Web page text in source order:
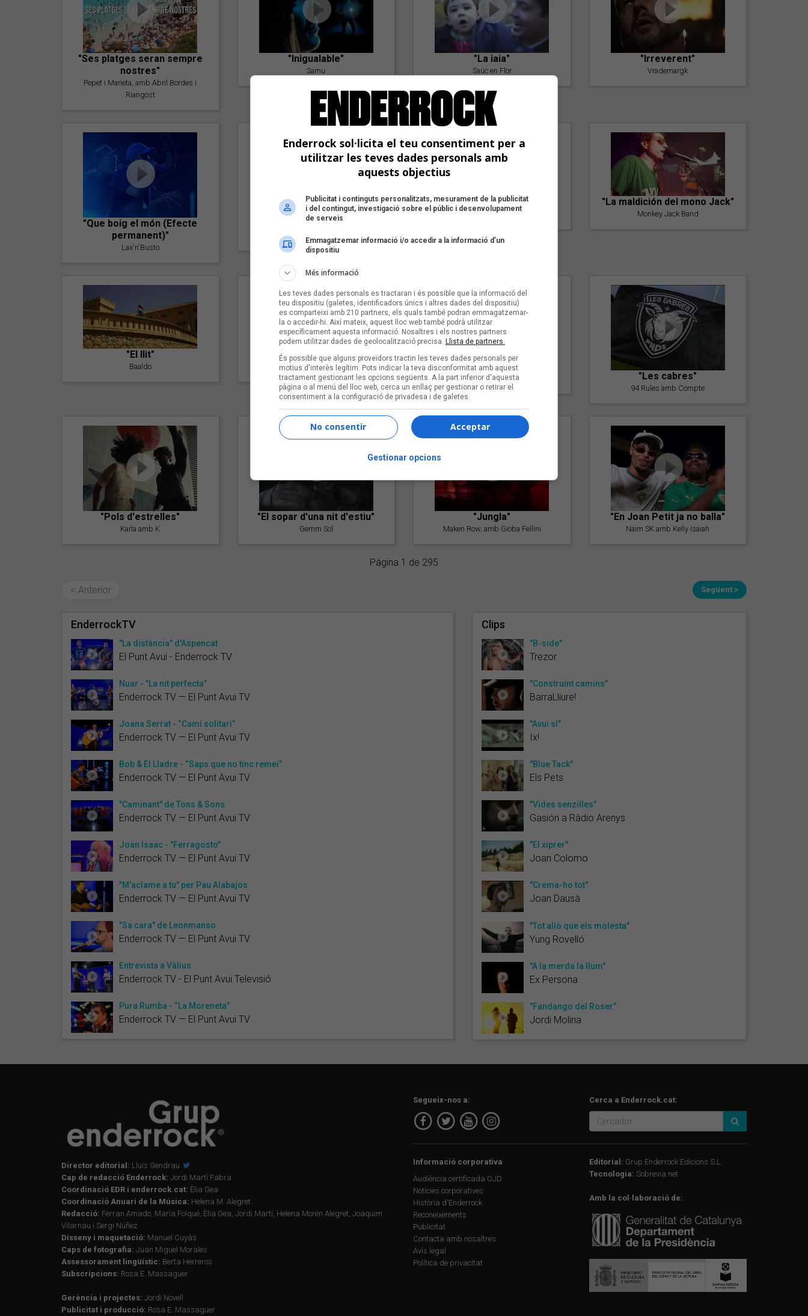
"Ses platges seran sempre
nostres"
Pepet i Marieta, amb Abril Bordes i
Riangost
"Inigualable"
Samu
"La iaia"
Saüc en Flor
"Irreverent"
Vrademargk
"Que boig el món (Efecte
permanent)"
Lax'n'Busto
"Amb tu"
"Postlude To A Kiss"
Goran Levi
"La maldición del mono Jack"
Monkey Jack Band
"El llit"
Baaldo
"Lo bueno y lo malo"
Carmen y María
"Posidònia"
Pep Álvarez amb Joan Muntaner
(Xanguito)
"Les cabres"
94 Rules amb Compte
"Pols d'estrelles"
Karla amb K
"El sopar d'una nit d'estiu"
Gemm Sol
"Jungla"
Maken Row, amb Gioba Fellini
"En Joan Petit ja no balla"
Naim SK amb Kelly Isaiah
Pàgina 1 de 295
< Anterior Següent >
EnderrockTV
"La distància" d'Aspencat
El Punt Avui - Enderrock TV
Nuar - "La nit perfecta”
Enderrock TV — El Punt Avui TV
Joana Serrat - “Camí solitari”
Enderrock TV — El Punt Avui TV
Bob & El Lladre - “Saps que no tinc remei”
Enderrock TV — El Punt Avui TV
"Caminant" de Tons & Sons
Enderrock TV — El Punt Avui TV
Joan Isaac - "Ferragosto"
Enderrock TV — El Punt Avui TV
"M'aclame a tu" per Pau Alabajos
Enderrock TV — El Punt Avui TV
"Sa cara" de Leonmanso
Enderrock TV — El Punt Avui TV
Entrevista a Vàlius
Enderrock TV - El Punt Avui Televisió
Pura Rumba - “La Moreneta”
Enderrock TV — El Punt Avui TV
Clips
"B-side"
Trezor
"Construint camins"
BarraLliure!
"Avui sí"
Ix!
"Blue Tack"
Els Pets
"Vides senzilles"
Gasión a Ràdio Arenys
"El xiprer"
Joan Colomo
"Crema-ho tot"
Joan Dausà
"Tot allò que els molesta"
Yung Rovelló
"A la merda la llum"
Ex Persona
"Fandango del Roser"
Jordi Molina
Director editorial: Lluís Gendrau
Cap de redacció Enderrock: Jordi Martí Fabra
Coordinació EDR i enderrock.cat: Èlia Gea
Coordinació Anuari de la Música: Helena M. Alegret
Redacció: Ferran Amado, Maria Folqué, Èlia Gea, Jordi Martí, Helena Morén Alegret, Joaquim
Vilarnau i Sergi Núñez
Disseny i maquetació: Manuel Cuyàs
Caps de fotografia: Juan Miguel Morales
Assessorament lingüístic: Berta Herreros
Subscripcions: Rosa E. Massaguer
Gerència i projectes: Jordi Novell
Publicitat i producció: Rosa E. Massaguer
Segueix-nos a: Cerca a Enderrock.cat:
Informació corporativa
Audiència certificada OJD
Notícies corporatives
Història d'Enderrock
Reconeixements
Publicitat
Contacta amb nosaltres
Avís legal
Política de privacitat
Editorial: Grup Enderrock Edicions S.L.
Tecnologia: Sobrevia.net
Amb la col·laboració de:
Enderrock sol·licita el teu consentiment per a
utilitzar les teves dades personals amb
aquests objectius
Publicitat i continguts personalitzats, mesurament de la publicitat
i del contingut, investigació sobre el públic i desenvolupament
de serveis
Emmagatzemar informació i/o accedir a la informació d’un
dispositiu
Més informació
Les teves dades personals es tractaran i és possible que la informació del
teu dispositiu (galetes, identificadors únics i altres dades del dispositiu)
es comparteixi amb 210 partners, els quals també podran emmagatzemar-
la o accedir-hi. Així mateix, aquest lloc web també podrà utilitzar
específicament aquesta informació. Nosaltres i els nostres partners
podem utilitzar dades de geolocalització precisa. Llista de partners.
És possible que alguns proveïdors tractin les teves dades personals per
motius d'interès legítim. Pots indicar la teva disconformitat amb aquest
tractament gestionant les opcions següents. A la part inferior d'aquesta
pàgina o al menú del lloc web, cerca un enllaç per gestionar o retirar el
consentiment a la configuració de privadesa i de galetes.
Acceptar
No consentir
Gestionar opcions